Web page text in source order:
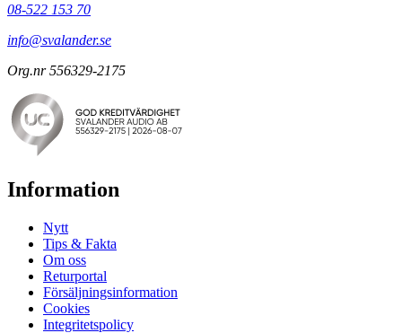
08-522 153 70
info@svalander.se
Org.nr 556329-2175
Information
Nytt
Tips & Fakta
Om oss
Returportal
Försäljningsinformation
Cookies
Integritetspolicy